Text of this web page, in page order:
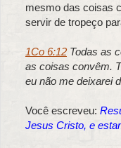
mesmo das coisas
servir de tropeço
1Co 6:12 Todas as
as coisas convêm.
eu não me deixarei
Você escreveu:
Jesus Cristo, e